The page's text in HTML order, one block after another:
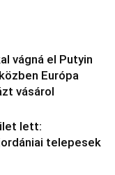
vágná el Putyin
Európa
vásárol
lett:
telepesek